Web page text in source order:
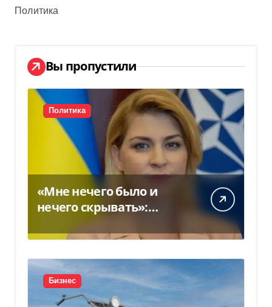
Политика
Вы пропустили
Политика
«Мне нечего было и
нечего скрывать»:
Стефанишина
прокомментировала
новое подозрение
Бизнес